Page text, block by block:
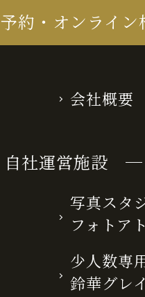
約・オンライン
会社概要
社運営施設 ─
写真スタ
フォトア
少人数専
鈴華グレ